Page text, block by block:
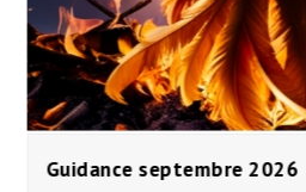
Guidance septembre 2026